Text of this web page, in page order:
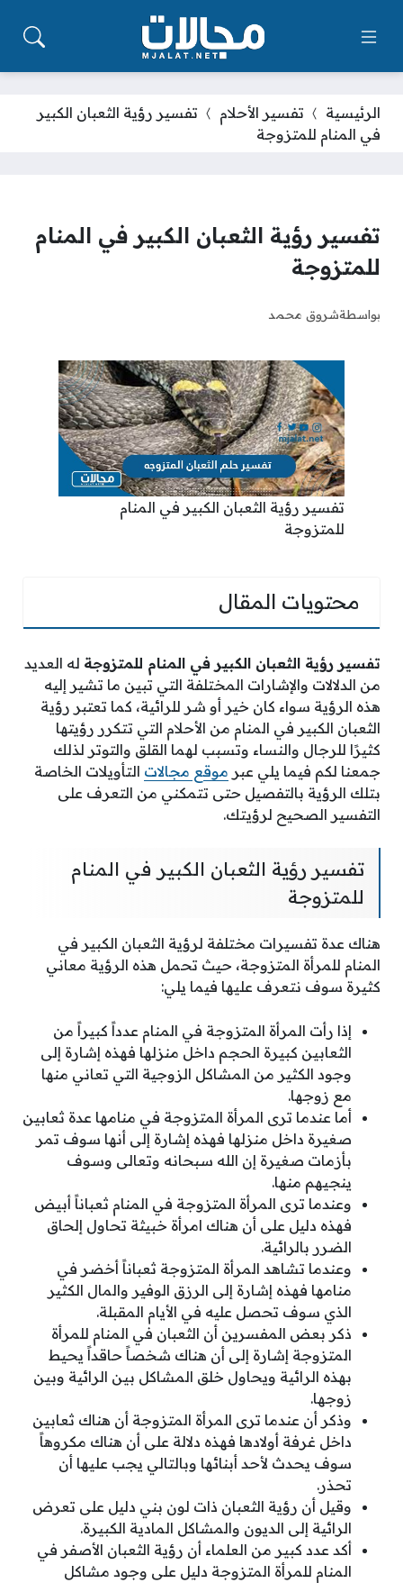
الرئيسية تفسير الأحلام
تفسير رؤية الثعبان الكبير
في المنام للمتزوجة
تفسير رؤية الثعبان الكبير في المنام
للمتزوجة
بواسطةشروق محمد
تفسير رؤية الثعبان الكبير في المنام
للمتزوجة
محتويات المقال
تفسير رؤية الثعبان الكبير في المنام للمتزوجة له العديد
من الدلالات والإشارات المختلفة التي تبين ما تشير إليه
هذه الرؤية سواء كان خير أو شر للرائية، كما تعتبر رؤية
الثعبان الكبير في المنام من الأحلام التي تتكرر رؤيتها
كثيرًا للرجال والنساء وتسبب لهما القلق والتوتر لذلك
جمعنا لكم فيما يلي عبر موقع مجالات التأويلات الخاصة
بتلك الرؤية بالتفصيل حتى تتمكني من التعرف على
التفسير الصحيح لرؤيتك.
تفسير رؤية الثعبان الكبير في المنام
للمتزوجة
هناك عدة تفسيرات مختلفة لرؤية الثعبان الكبير في
المنام للمرأة المتزوجة، حيث تحمل هذه الرؤية معاني
كثيرة سوف نتعرف عليها فيما يلي:
إذا رأت المرأة المتزوجة في المنام عدداً كبيراً من
الثعابين كبيرة الحجم داخل منزلها فهذه إشارة إلى
وجود الكثير من المشاكل الزوجية التي تعاني منها
مع زوجها.
أما عندما ترى المرأة المتزوجة في منامها عدة ثعابين
صغيرة داخل منزلها فهذه إشارة إلى أنها سوف تمر
بأزمات صغيرة إن الله سبحانه وتعالى وسوف
ينجيهم منها.
وعندما ترى المرأة المتزوجة في المنام ثعباناً أبيض
فهذه دليل على أن هناك امرأة خبيثة تحاول إلحاق
الضرر بالرائية.
وعندما تشاهد المرأة المتزوجة ثعباناً أخضر في
منامها فهذه إشارة إلى الرزق الوفير والمال الكثير
الذي سوف تحصل عليه في الأيام المقبلة.
ذكر بعض المفسرين أن الثعبان في المنام للمرأة
المتزوجة إشارة إلى أن هناك شخصاً حاقداً يحيط
بهذه الرائية ويحاول خلق المشاكل بين الرائية وبين
زوجها.
وذكر أن عندما ترى المرأة المتزوجة أن هناك ثعابين
داخل غرفة أولادها فهذه دلالة على أن هناك مكروهاً
سوف يحدث لأحد أبنائها وبالتالي يجب عليها أن
تحذر.
وقيل أن رؤية الثعبان ذات لون بني دليل على تعرض
الرائية إلى الديون والمشاكل المادية الكبيرة.
أكد عدد كبير من العلماء أن رؤية الثعبان الأصفر في
المنام للمرأة المتزوجة دليل على وجود مشاكل